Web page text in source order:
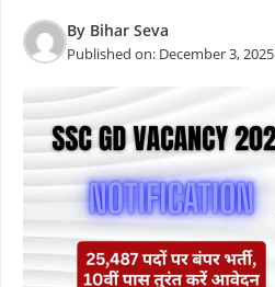
By Bihar Seva
Published on: December 3, 2025